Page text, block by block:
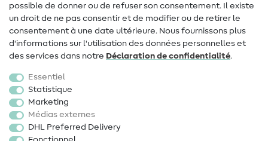
Droit de rétractation
Populaire
Accessoires de couture
Promotions
possible de donner ou de refuser son consentement. Il existe
un droit de ne pas consentir et de modifier ou de retirer le
consentement à une date ultérieure. Nous fournissons plus
d'informations sur l'utilisation des données personnelles et
des services dans notre Déclaration de confidentialité.
Essentiel
Statistique
Marketing
Médias externes
DHL Preferred Delivery